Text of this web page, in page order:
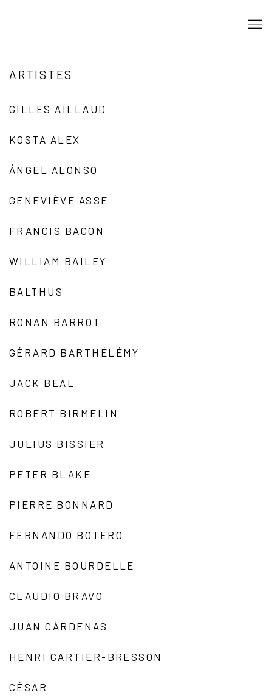
ARTISTES
GILLES AILLAUD
KOSTA ALEX
ÁNGEL ALONSO
GENEVIÈVE ASSE
FRANCIS BACON
WILLIAM BAILEY
BALTHUS
RONAN BARROT
GÉRARD BARTHÉLÉMY
JACK BEAL
ROBERT BIRMELIN
JULIUS BISSIER
PETER BLAKE
PIERRE BONNARD
FERNANDO BOTERO
ANTOINE BOURDELLE
CLAUDIO BRAVO
JUAN CÁRDENAS
HENRI CARTIER-BRESSON
CÉSAR